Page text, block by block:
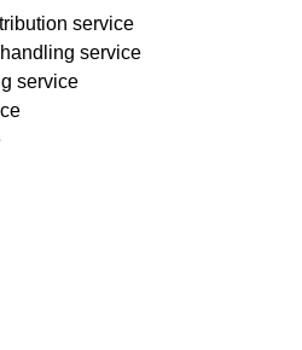
service
service
service